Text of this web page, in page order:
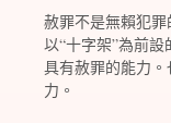
赦罪不是無賴犯
以“十字架”為前設
具有赦罪的能力
力。